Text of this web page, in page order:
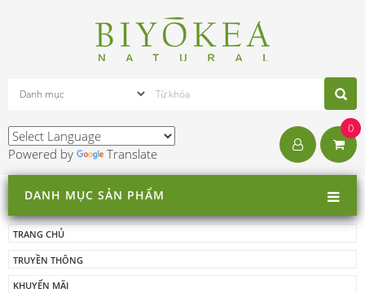
Powered by Translate
0
DANH MỤC SẢN PHẨM
TRANG CHỦ
TRUYỀN THÔNG
KHUYẾN MÃI